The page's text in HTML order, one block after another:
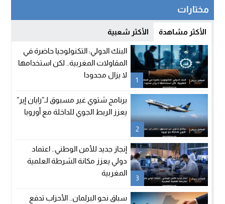
مختارات
الأكثر مشاهدة الأكثر شعبية
1
البنك الدولي: التكنولوجيا حاضرة في
المقاولات المغربية.. لكن استخدامها
لا يزال محدودا
2
برنامج شتوي غير مسبوق لـ”رايان إير”
يعزز الربط الجوي للداخلة مع أوروبا
3
إنجاز جديد للأمن الوطني.. اعتماد
دولي يعزز مكانة الشرطة العلمية
المغربية
سباق نحو البرلمان.. الأحزاب تدفع